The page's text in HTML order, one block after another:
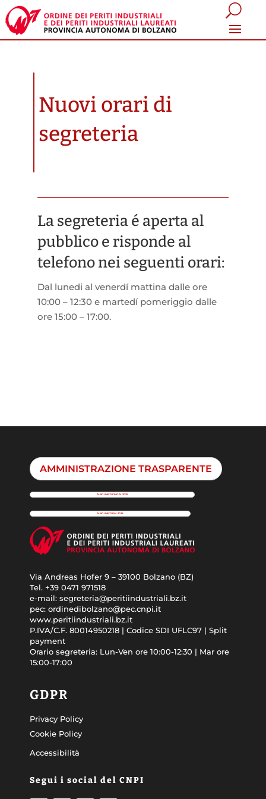
Nuovi orari di
segreteria
La segreteria é aperta al
pubblico e risponde al
telefono nei seguenti orari:
Dal lunedi al venerdí mattina dalle ore
10:00 – 12:30 e martedí pomeriggio dalle
ore 15:00 – 17:00.
AMMINISTRAZIONE TRASPARENTE
ALBO UNICO FINO AL 2025
ALBO UNICO DAL 2026
Via Andreas Hofer 9 – 39100 Bolzano (BZ)
Tel. +39 0471 971518
e-mail: segreteria@peritiindustriali.bz.it
pec: ordinedibolzano@pec.cnpi.it
www.peritiindustriali.bz.it
P.IVA/C.F. 80014950218 | Codice SDI UFLC97 | Split
payment
Orario segreteria: Lun-Ven ore 10:00-12:30 | Mar ore
15:00-17:00
GDPR
Privacy Policy
Cookie Policy
Accessibilità
Segui i social del CNPI